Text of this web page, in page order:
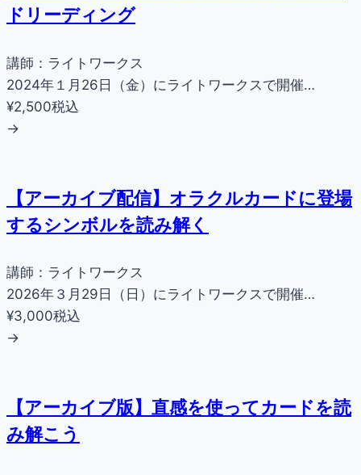
ドリーディング
講師：ライトワークス
2024年１月26日（金）にライトワークスで開催…
¥2,500税込
→
【アーカイブ配信】オラクルカードに登場
するシンボルを読み解く
講師：ライトワークス
2026年３月29日（日）にライトワークスで開催…
¥3,000税込
→
【アーカイブ版】直感を使ってカードを読
み解こう